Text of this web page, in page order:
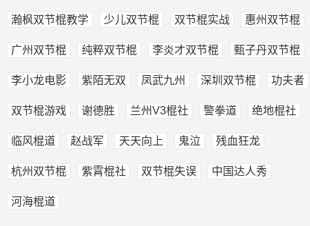
瀚枫双节棍教学 少儿双节棍 双节棍实战 惠州双节棍
广州双节棍 纯粹双节棍 李炎才双节棍 甄子丹双节棍
李小龙电影 紫陌无双 凤武九州 深圳双节棍 功夫者
双节棍游戏 谢德胜 兰州V3棍社 警拳道 绝地棍社
临风棍道 赵战军 天天向上 鬼泣 残血狂龙
杭州双节棍 紫霄棍社 双节棍失误 中国达人秀
河海棍道